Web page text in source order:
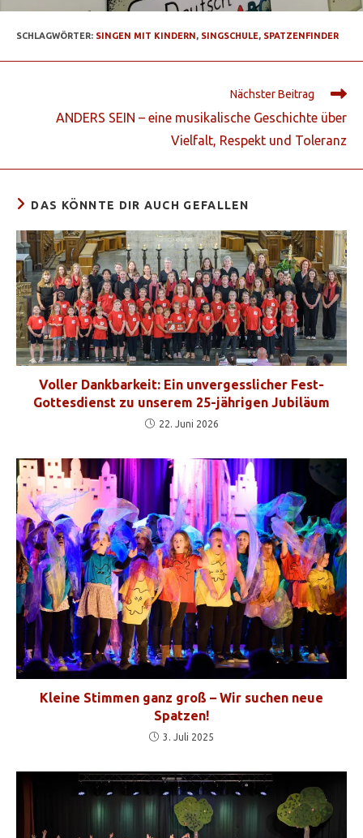
SCHLAGWÖRTER: SINGEN MIT KINDERN, SINGSCHULE, SPATZENFINDER
Nächster Beitrag
ANDERS SEIN – eine musikalische Geschichte über
Vielfalt, Respekt und Toleranz
DAS KÖNNTE DIR AUCH GEFALLEN
Voller Dankbarkeit: Ein unvergesslicher Fest-
Gottesdienst zu unserem 25-jährigen Jubiläum
22. Juni 2026
Kleine Stimmen ganz groß – Wir suchen neue
Spatzen!
3. Juli 2025